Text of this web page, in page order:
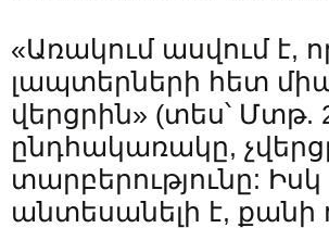
«Առակում ասվում է,
լապտերների հետ
վերցրին» (տես՝ Մտթ.
ընդհակառակը,
տարբերությունը: Իսկ
անտեսանելի է, քանի